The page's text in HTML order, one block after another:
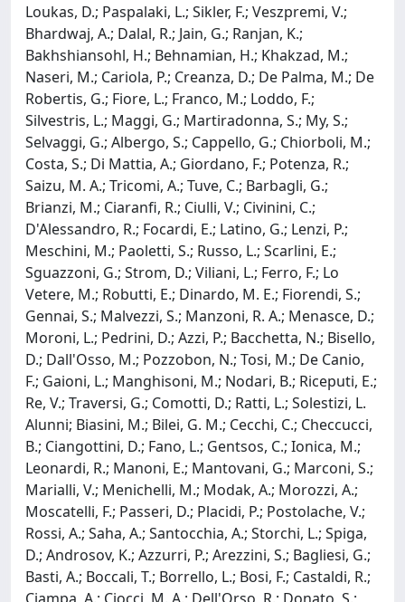
Loukas, D.; Paspalaki, L.; Sikler, F.; Veszpremi, V.;
Bhardwaj, A.; Dalal, R.; Jain, G.; Ranjan, K.;
Bakhshiansohl, H.; Behnamian, H.; Khakzad, M.;
Naseri, M.; Cariola, P.; Creanza, D.; De Palma, M.; De
Robertis, G.; Fiore, L.; Franco, M.; Loddo, F.;
Silvestris, L.; Maggi, G.; Martiradonna, S.; My, S.;
Selvaggi, G.; Albergo, S.; Cappello, G.; Chiorboli, M.;
Costa, S.; Di Mattia, A.; Giordano, F.; Potenza, R.;
Saizu, M. A.; Tricomi, A.; Tuve, C.; Barbagli, G.;
Brianzi, M.; Ciaranfi, R.; Ciulli, V.; Civinini, C.;
D'Alessandro, R.; Focardi, E.; Latino, G.; Lenzi, P.;
Meschini, M.; Paoletti, S.; Russo, L.; Scarlini, E.;
Sguazzoni, G.; Strom, D.; Viliani, L.; Ferro, F.; Lo
Vetere, M.; Robutti, E.; Dinardo, M. E.; Fiorendi, S.;
Gennai, S.; Malvezzi, S.; Manzoni, R. A.; Menasce, D.;
Moroni, L.; Pedrini, D.; Azzi, P.; Bacchetta, N.; Bisello,
D.; Dall'Osso, M.; Pozzobon, N.; Tosi, M.; De Canio,
F.; Gaioni, L.; Manghisoni, M.; Nodari, B.; Riceputi, E.;
Re, V.; Traversi, G.; Comotti, D.; Ratti, L.; Solestizi, L.
Alunni; Biasini, M.; Bilei, G. M.; Cecchi, C.; Checcucci,
B.; Ciangottini, D.; Fano, L.; Gentsos, C.; Ionica, M.;
Leonardi, R.; Manoni, E.; Mantovani, G.; Marconi, S.;
Marialli, V.; Menichelli, M.; Modak, A.; Morozzi, A.;
Moscatelli, F.; Passeri, D.; Placidi, P.; Postolache, V.;
Rossi, A.; Saha, A.; Santocchia, A.; Storchi, L.; Spiga,
D.; Androsov, K.; Azzurri, P.; Arezzini, S.; Bagliesi, G.;
Basti, A.; Boccali, T.; Borrello, L.; Bosi, F.; Castaldi, R.;
Ciampa, A.; Ciocci, M. A.; Dell'Orso, R.; Donato, S.;